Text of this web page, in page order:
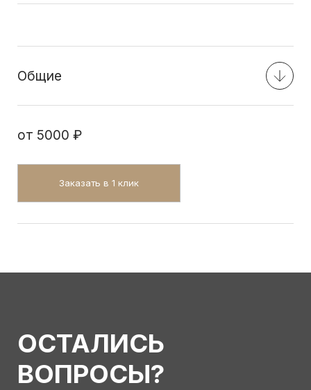
Общие
от 5000 ₽
Заказать в 1 клик
ОСТАЛИСЬ
ВОПРОСЫ?